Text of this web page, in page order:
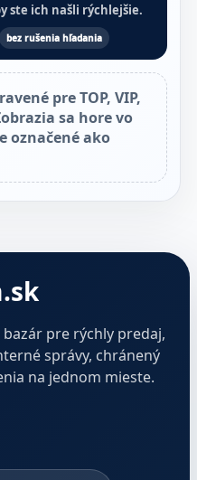
ste ich našli rýchlejšie.
bez rušenia hľadania
pre TOP, VIP,
sa hore vo
označené ako
pre rýchly predaj,
správy, chránený
na jednom mieste.